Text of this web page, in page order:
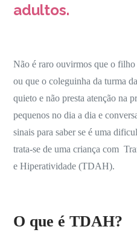
adultos.
Não é raro ouvirmos que o
ou que o coleguinha da turma
quieto e não presta atenção na
pequenos no dia a dia e
sinais para saber se é uma
trata-se de uma criança com
e Hiperatividade (TDAH).
O que é TDAH?